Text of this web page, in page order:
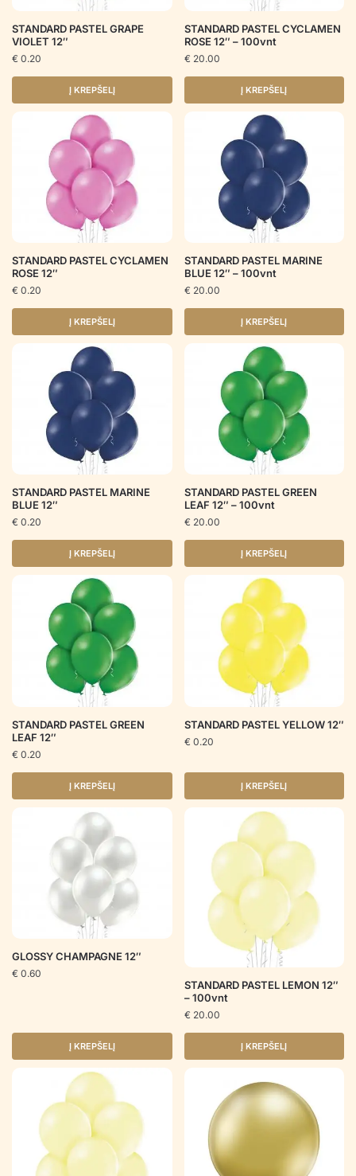
STANDARD PASTEL GRAPE
VIOLET 12″
€ 0.20
Į KREPŠELĮ
STANDARD PASTEL CYCLAMEN
ROSE 12″ – 100vnt
€ 20.00
Į KREPŠELĮ
STANDARD PASTEL CYCLAMEN
ROSE 12″
€ 0.20
Į KREPŠELĮ
STANDARD PASTEL MARINE
BLUE 12″ – 100vnt
€ 20.00
Į KREPŠELĮ
STANDARD PASTEL MARINE
BLUE 12″
€ 0.20
Į KREPŠELĮ
STANDARD PASTEL GREEN
LEAF 12″ – 100vnt
€ 20.00
Į KREPŠELĮ
STANDARD PASTEL GREEN
LEAF 12″
€ 0.20
Į KREPŠELĮ
STANDARD PASTEL YELLOW 12″
€ 0.20
Į KREPŠELĮ
GLOSSY CHAMPAGNE 12″
€ 0.60
Į KREPŠELĮ
STANDARD PASTEL LEMON 12″
– 100vnt
€ 20.00
Į KREPŠELĮ